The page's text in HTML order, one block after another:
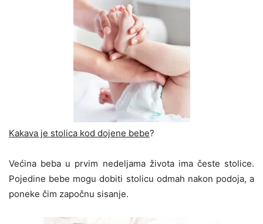
Kakava je stolica kod dojene bebe?
Većina beba u prvim nedeljama života ima česte stolice.
Pojedine bebe mogu dobiti stolicu odmah nakon podoja, a
poneke čim započnu sisanje.